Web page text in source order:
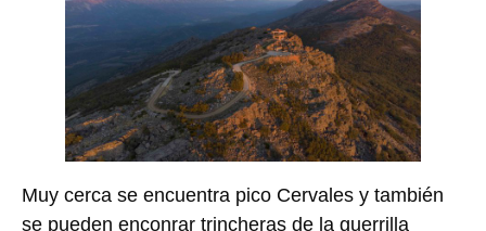
Muy cerca se encuentra pico Cervales y también
se pueden enconrar trincheras de la guerrilla